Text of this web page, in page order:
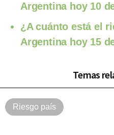
Argentina hoy 10
¿A cuánto está el
Argentina hoy 15
Temas
Riesgo país